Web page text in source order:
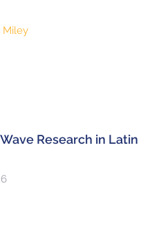
Miley
Research in Latin